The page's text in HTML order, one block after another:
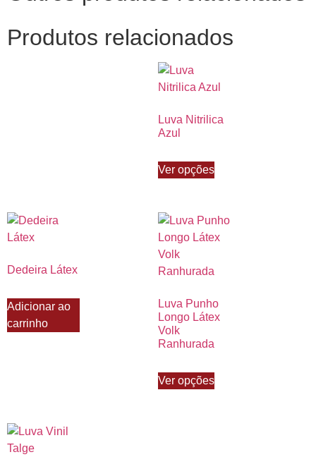
Produtos relacionados
Luva Nitrilica
Azul
Ver opções
Dedeira Látex
Adicionar ao
carrinho
Luva Punho
Longo Látex
Volk
Ranhurada
Ver opções